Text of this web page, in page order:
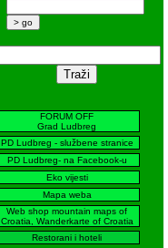
FORUM OFF
Grad Ludbreg
PD Ludbreg - službene stranice
PD Ludbreg- na Facebook-u
Eko vijesti
Mapa weba
Web shop mountain maps of
Croatia, Wanderkarte of Croatia
Restorani i hoteli